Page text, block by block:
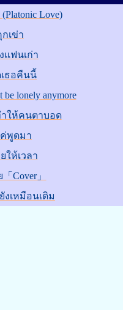
Love)
เข่า
แฟนเก่า
ธอคืนนี้
lonely anymore
ให้คนตาบอด
พูดมา
ให้เวลา
Cover」
งเหมือนเดิม